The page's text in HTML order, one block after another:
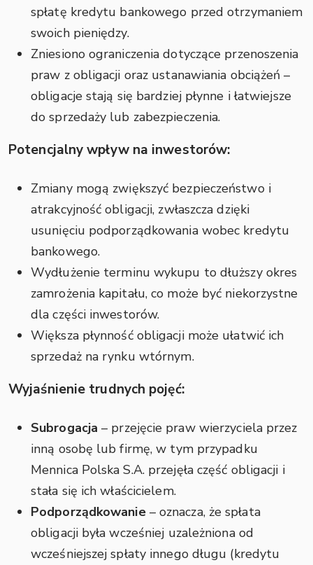
spłatę kredytu bankowego przed otrzymaniem
swoich pieniędzy.
Zniesiono ograniczenia dotyczące przenoszenia
praw z obligacji oraz ustanawiania obciążeń –
obligacje stają się bardziej płynne i łatwiejsze
do sprzedaży lub zabezpieczenia.
Potencjalny wpływ na inwestorów:
Zmiany mogą zwiększyć bezpieczeństwo i
atrakcyjność obligacji, zwłaszcza dzięki
usunięciu podporządkowania wobec kredytu
bankowego.
Wydłużenie terminu wykupu to dłuższy okres
zamrożenia kapitału, co może być niekorzystne
dla części inwestorów.
Większa płynność obligacji może ułatwić ich
sprzedaż na rynku wtórnym.
Wyjaśnienie trudnych pojęć:
Subrogacja – przejęcie praw wierzyciela przez
inną osobę lub firmę, w tym przypadku
Mennica Polska S.A. przejęła część obligacji i
stała się ich właścicielem.
Podporządkowanie– oznacza, że spłata
obligacji była wcześniej uzależniona od
wcześniejszej spłaty innego długu (kredytu